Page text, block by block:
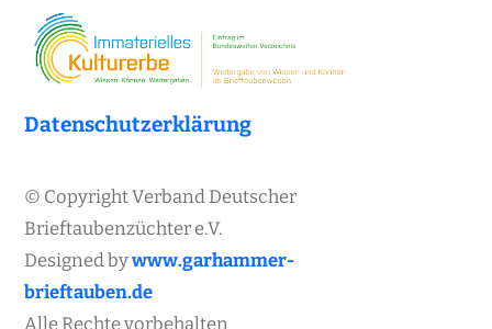
Datenschutzerklärung
© Copyright Verband Deutscher
Brieftaubenzüchter e.V.
Designed bywww.garhammer-
brieftauben.de
Alle Rechte vorbehalten